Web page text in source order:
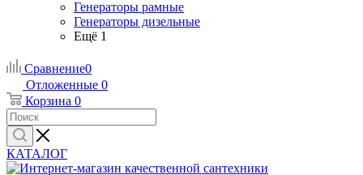
Генераторы рамные
Генераторы дизельные
Ещё 1
Сравнение0
Отложенные 0
Корзина 0
КАТАЛОГ